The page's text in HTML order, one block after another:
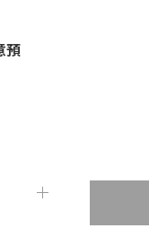
預